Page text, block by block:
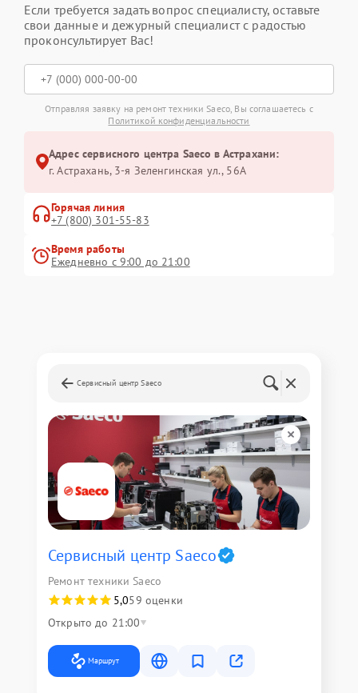
Если требуется задать вопрос специалисту, оставьте
свои данные и дежурный специалист с радостью
проконсультирует Вас!
Отправляя заявку на ремонт техники Saeco, Вы соглашаетесь с
Политикой конфиденциальности
Адрес сервисного центра Saeco в Астрахани:
г. Астрахань, 3-я Зеленгинская ул., 56А
Горячая линия
+7 (800) 301-55-83
Время работы
Ежедневно с 9:00 до 21:00
Сервисный центр Saeco
Сервисный центр Saeco
Ремонт техники Saeco
5,059 оценки
Открыто до 21:00
Маршрут